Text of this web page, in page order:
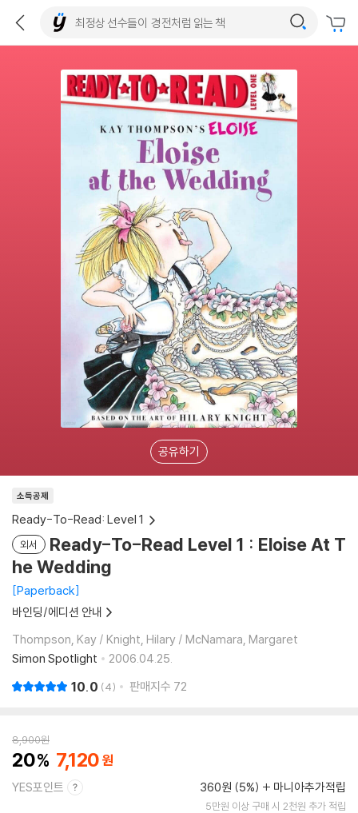
공유하기
소득공제
Ready-To-Read: Level 1
외서
Ready-To-Read Level 1 : Eloise At T
he Wedding
Paperback
바인딩/에디션 안내
Thompson, Kay / Knight, Hilary / McNamara, Margaret
Simon Spotlight
2006.04.25.
10.0 4 판매지수 72
8,900원
20 7,120
YES포인트 360원 (5%) 마니아추가적립
5만원 이상 구매 시 2천원 추가 적립